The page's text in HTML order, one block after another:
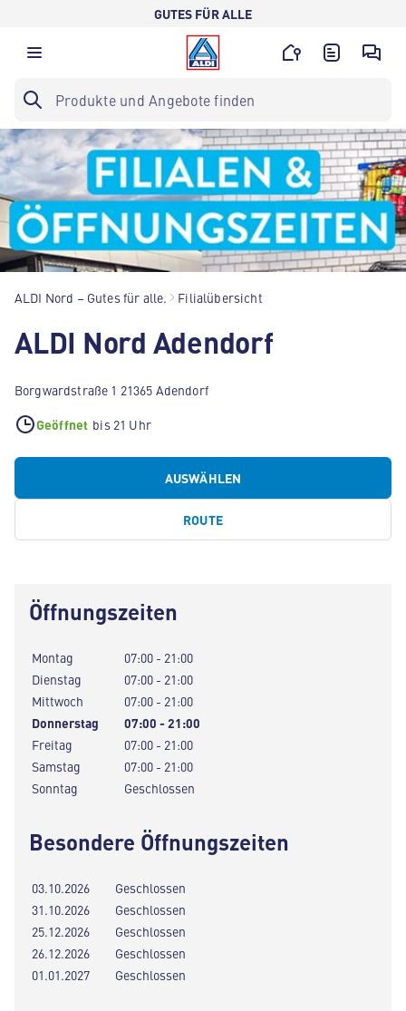
GUTES FÜR ALLE
ALDI Nord – Gutes für alle. Filialübersicht
ALDI Nord Adendorf
Borgwardstraße 1 21365 Adendorf
Geöffnet bis 21 Uhr
AUSWÄHLEN
ROUTE
Öffnungszeiten
Montag
07:00 - 21:00
Dienstag
07:00 - 21:00
Mittwoch
07:00 - 21:00
Donnerstag
07:00 - 21:00
Freitag
07:00 - 21:00
Samstag
07:00 - 21:00
Sonntag
Geschlossen
Besondere Öffnungszeiten
03.10.2026
Geschlossen
31.10.2026
Geschlossen
25.12.2026
Geschlossen
26.12.2026
Geschlossen
01.01.2027
Geschlossen